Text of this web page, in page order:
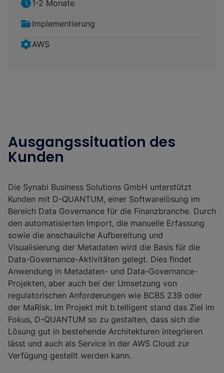
1-2 Monate
Implementierung
AWS
Ausgangssituation des
Kunden
Die Synabi Business Solutions GmbH unterstützt
Kunden mit D-QUANTUM, einer Softwarelösung im
Bereich Data Governance für die Finanzbranche. Durch
den automatisierten Import, die manuelle Erfassung
sowie die anschauliche Aufbereitung und
Visualisierung der Metadaten wird die Basis für die
Data-Governance-Aktivitäten gelegt. Dies findet
Anwendung in Metadaten- und Data-Governance-
Projekten, aber auch bei der Umsetzung von
regulatorischen Anforderungen wie BCBS 239 oder
der MaRisk. Im Projekt mit b.telligent stand das Ziel im
Fokus, D-QUANTUM so zu gestalten, dass sich die
Lösung gut in bestehende Architekturen integrieren
lässt und auch als Service in der AWS Cloud zur
Verfügung gestellt werden kann.